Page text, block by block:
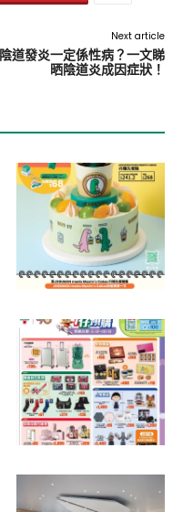
Next article
陰道發炎一定係性病？一文睇
晒陰道炎成因症狀！